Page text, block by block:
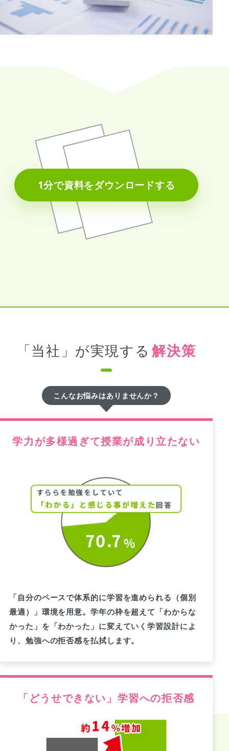
1分で資料をダウンロードする
「当社」が実現する 解決策
こんなお悩みはありませんか？
学力が多様過ぎて授業が成り立たない
「自分のペースで体系的に学習を進められる（個別
最適）」環境を用意。学年の枠を超えて「わからな
かった」を「わかった」に変えていく学習設計によ
り、勉強への拒否感を払拭します。
「どうせできない」学習への拒否感